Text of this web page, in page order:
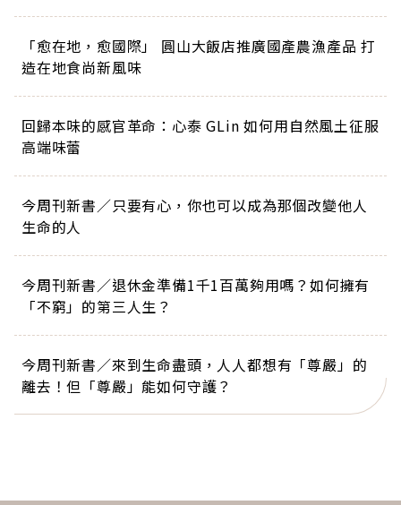
「愈在地，愈國際」 圓山大飯店推廣國產農漁產品 打
造在地食尚新風味
回歸本味的感官革命：心泰 GLin 如何用自然風土征服
高端味蕾
今周刊新書／只要有心，你也可以成為那個改變他人
生命的人
今周刊新書／退休金準備1千1百萬夠用嗎？如何擁有
「不窮」的第三人生？
今周刊新書／來到生命盡頭，人人都想有「尊嚴」的
離去！但「尊嚴」能如何守護？